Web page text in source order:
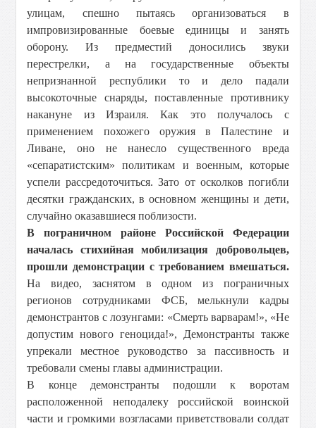
улицам, спешно пытаясь организоваться в
импровизированные боевые единицы и занять
оборону. Из предместий доносились звуки
перестрелки, а на государственные объекты
непризнанной республики то и дело падали
высокоточные снаряды, поставленные противнику
накануне из Израиля. Как это получалось с
применением похожего оружия в Палестине и
Ливане, оно не нанесло существенного вреда
«сепаратистским» политикам и военным, которые
успели рассредоточиться. Зато от осколков погибли
десятки гражданских, в основном женщины и дети,
случайно оказавшиеся поблизости.
В пограничном районе Российской Федерации
началась стихийная мобилизация добровольцев,
прошли демонстрации с требованием вмешаться.
На видео, заснятом в одном из пограничных
регионов сотрудниками ФСБ, мелькнули кадры
демонстрантов с лозунгами: «Смерть варварам!», «Не
допустим нового геноцида!», Демонстранты также
упрекали местное руководство за пассивность и
требовали смены главы администрации.
В конце демонстранты подошли к воротам
расположенной неподалеку российской воинской
части и громкими возгласами приветствовали солдат